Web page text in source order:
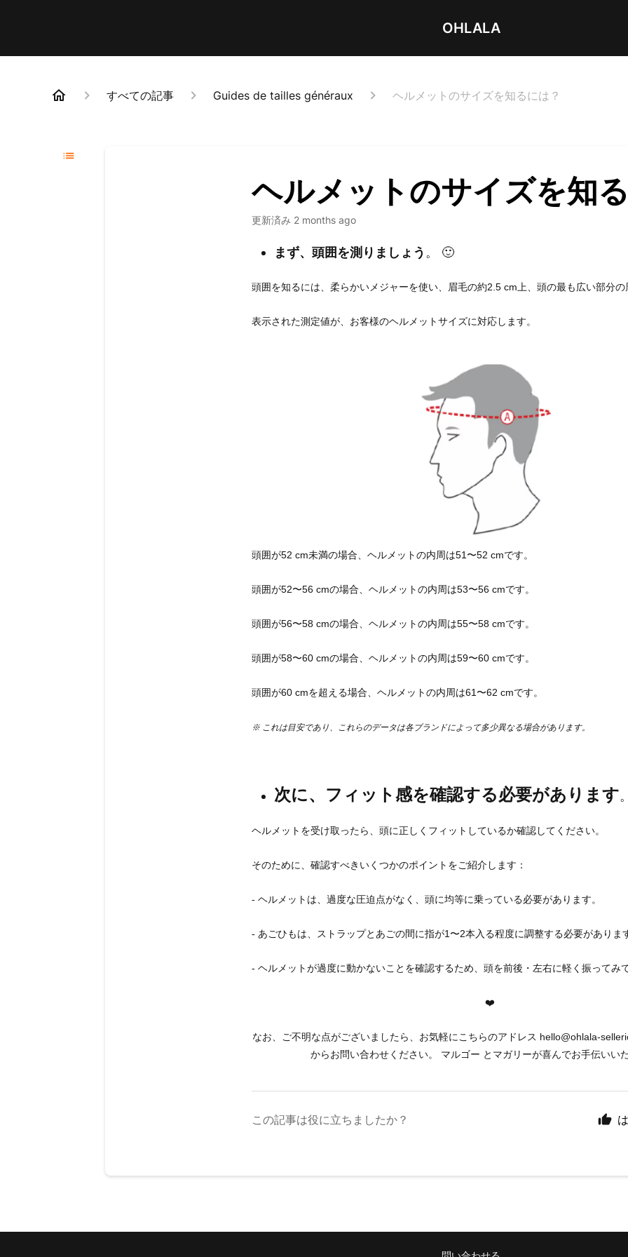
OHLALA
すべての記事 Guides de tailles généraux ヘルメットのサイズを知るには？
ヘルメットのサイズを知
更新済み 2 months ago
まず、頭囲を測りましょう 。 🙂
頭囲を知るには、柔らかいメジャーを使い、眉毛の約2.5 cm上、頭の最も広い部分の
表示された測定値が、お客様のヘルメットサイズに対応します。
頭囲が52 cm未満の場合、ヘルメットの内周は51〜52 cmです。
頭囲が52〜56 cmの場合、ヘルメットの内周は53〜56 cmです。
頭囲が56〜58 cmの場合、ヘルメットの内周は55〜58 cmです。
頭囲が58〜60 cmの場合、ヘルメットの内周は59〜60 cmです。
頭囲が60 cmを超える場合、ヘルメットの内周は61〜62 cmです。
※ これは目安であり、これらのデータは各ブランドによって多少異なる場合があります。
次に、フィット感を確認する必要があります。
ヘルメットを受け取ったら、頭に正しくフィットしているか確認してください。
そのために、確認すべきいくつかのポイントをご紹介します：
- ヘルメットは、過度な圧迫点がなく、頭に均等に乗っている必要があります。
- あごひもは、ストラップとあごの間に指が1〜2本入る程度に調整する必要がありま
- ヘルメットが過度に動かないことを確認するため、頭を前後・左右に軽く振ってみ
❤️
なお、ご不明な点がございましたら、お気軽にこちらのアドレス hello@ohlala-
からお問い合わせください。 マルゴー とマガリーが喜んでお手伝いい
この記事は役に立ちましたか？